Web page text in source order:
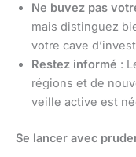
Ne buvez pas
mais distinguez
votre cave
Restez informé :
régions et de
veille active est
Se lancer avec